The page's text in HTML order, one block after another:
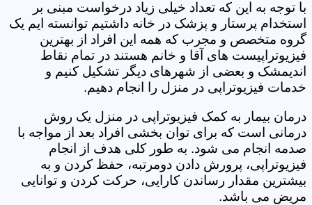
با توجه به این که تعداد خیلی زیاد درخواست مبنی بر
استخدام پرستار و پزشک در خانه داشتیم توانسته ایم یک
گروه متخصص و مجرب که همه این افراد از بهترین
فیزیوتراپیست های آقا و خانم هستند در تمام نقاط
اندیمشک و بعضی از شهرهای دیگر تشکیل کنیم و
خدمات فیزیوتراپی در منزل را انجام دهیم.
درمان بیمار به کمک فیزیوتراپی در منزل یک روش
درمانی است که برای توان بخشی افراد بعد از مواجه با
صدمه انجام می شود. به طور کلی هدف از انجام
فیزیوتراپی، پرورش دادن دومرتبه، حفظ کردن و به
بیشترین مقدار رساندن کارایی، حرکت کردن و توانایی
مریض می باشد.